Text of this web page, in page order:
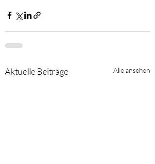
Aktuelle Beiträge Alle ansehen